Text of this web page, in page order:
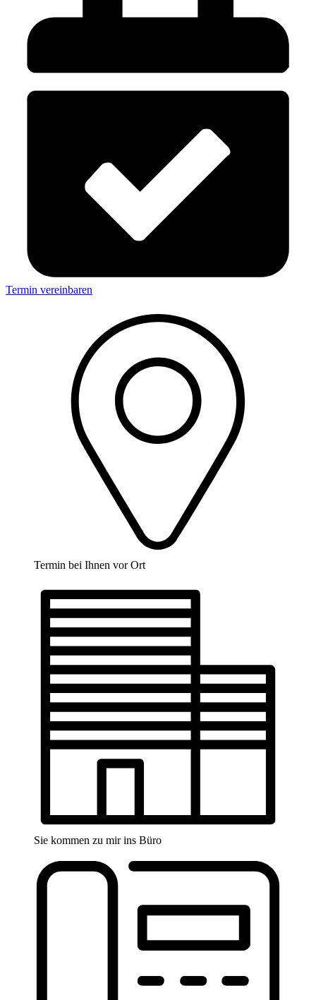
Termin vereinbaren
Termin bei Ihnen vor Ort
Sie kommen zu mir ins Büro